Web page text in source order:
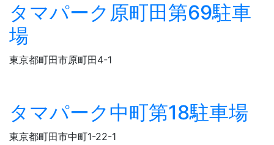
タマパーク原町田第69駐車
場
東京都町田市原町田4-1
タマパーク中町第18駐車場
東京都町田市中町1-22-1